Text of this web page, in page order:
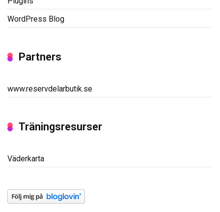
WordPress Blog
Partners
www.reservdelarbutik.se
Träningsresurser
Väderkarta